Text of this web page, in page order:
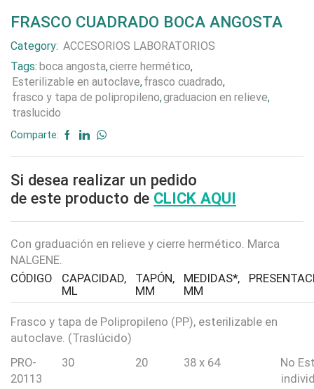
FRASCO CUADRADO BOCA ANGOSTA
Category: ACCESORIOS LABORATORIOS
Tags: boca angosta,cierre hermético,
Esterilizable en autoclave,frasco cuadrado,
frasco y tapa de polipropileno,graduacion en relieve,
traslucido
Comparte:
Si desea realizar un pedido
de este producto de CLICK AQUI
Con graduación en relieve y cierre hermético. Marca
NALGENE.
CÓDIGO
CAPACIDAD,
ML
TAPÓN,
MM
MEDIDAS*,
MM
Frasco y tapa de Polipropileno (PP), esterilizable en
autoclave. (Traslúcido)
PRO-
20113
30 20 38 x 64
No